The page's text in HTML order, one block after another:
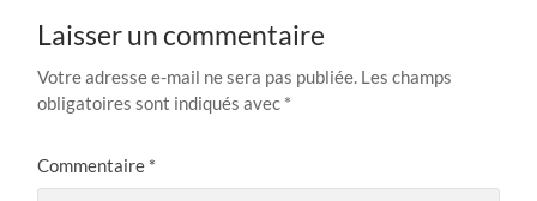
Laisser un commentaire
Votre adresse e-mail ne sera pas publiée. Les champs
obligatoires sont indiqués avec *
Commentaire *